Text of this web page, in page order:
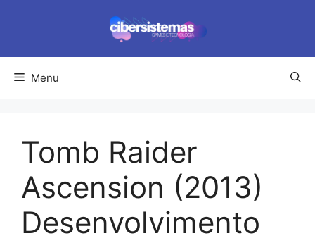
conteúdo
Menu
Tomb Raider
Ascension (2013)
Desenvolvimento